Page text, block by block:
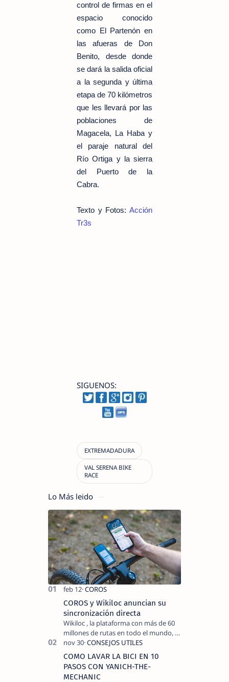
control de firmas en el
espacio conocido
como El Partenón en
las afueras de Don
Benito, desde donde
se dará la salida oficial
a la segunda y última
etapa de 70 kilómetros
que les llevará por las
poblaciones de
Magacela, La Haba y
el paraje natural del
Río Ortiga y la sierra
del Puerto de la
Cabra.
Texto y Fotos: Acción
Tr3s
SIGUENOS:
Lo Más leido
COROS y Wikiloc anuncian su
sincronización directa
Wikiloc , la plataforma con más de 60
millones de rutas en todo el mundo, y
COROS , marca de dispositivos GPS
reconocida mundialmente por su
tecnolo…
COMO LAVAR LA BICI EN 10
PASOS CON YANICH-THE-
MECHANIC